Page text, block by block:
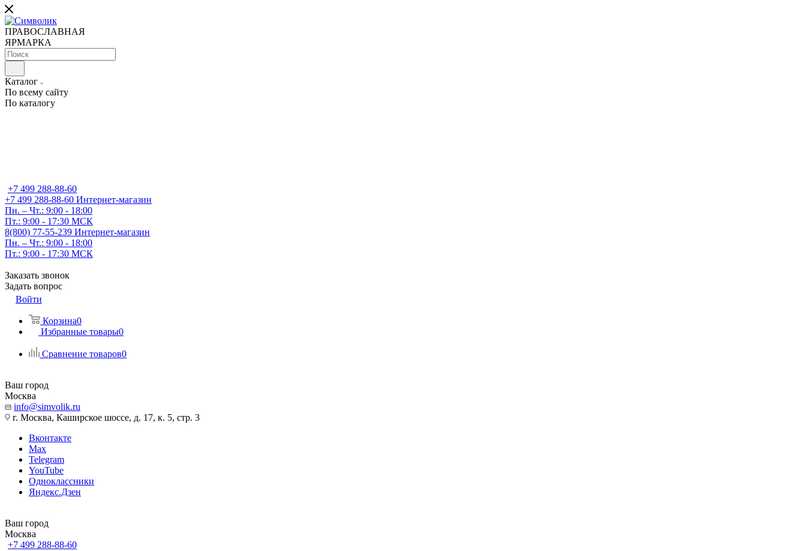
ПРАВОСЛАВНАЯ
ЯРМАРКА
Каталог
По всему сайту
По каталогу
+7 499 288-88-60
+7 499 288-88-60 Интернет-магазин
Пн. – Чт.: 9:00 - 18:00
Пт.: 9:00 - 17:30 МСК
8(800) 77-55-239 Интернет-магазин
Пн. – Чт.: 9:00 - 18:00
Пт.: 9:00 - 17:30 МСК
Заказать звонок
Задать вопрос
Войти
Корзина0
Избранные товары0
Сравнение товаров0
Ваш город
Москва
info@simvolik.ru
г. Москва, Каширское шоссе, д. 17, к. 5, стр. 3
Вконтакте
Max
Telegram
YouTube
Одноклассники
Яндекс.Дзен
Ваш город
Москва
+7 499 288-88-60